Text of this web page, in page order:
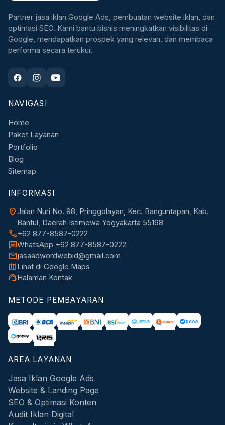
Partner jasa iklan Google Ads, pembuatan website iklan, dan
optimasi SEO. Kami bantu bisnis meningkatkan visibilitas di
Google, mendapatkan prospek yang relevan, dan membaca
performa secara terukur.
NAVIGASI
Home
Paket Layanan
Portfolio
Blog
Sitemap
INFORMASI
location_onJalan Nuri No. 98, Pringgolayan, Kec. Banguntapan, Kab.
Bantul, Daerah Istimewa Yogyakarta 55198
call+62 877-8587-0222
chatWhatsApp +62 877-8587-0222
mailjasaadwordwebid@gmail.com
map Lihat di Google Maps
support_agent Halaman Kontak
METODE PEMBAYARAN
AREA LAYANAN
Jasa Iklan Google Ads
Website & Landing Page
SEO & Optimasi Konten
Audit Iklan Digital